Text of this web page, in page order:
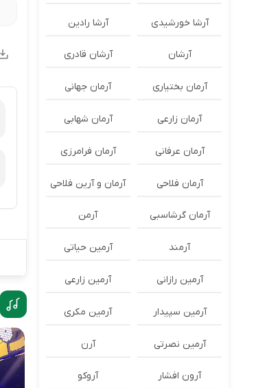
آرشا خورشیدی آرشا رادین
آرشان آرشان قادری
آرمان بختیاری آرمان جهانی
آرمان زارعی آرمان شهابی
آرمان عرفانی آرمان فرامرزی
آرمان فلاحی آرمان و آرین فلاحی
آرمان گرشاسبی آرمن
آرمند آرمین حیاتی
آرمین رازانی آرمین زارعی
آرمین سپیدار آرمین مکری
آرمین نصرتی آرن
آرون افشار آروکو